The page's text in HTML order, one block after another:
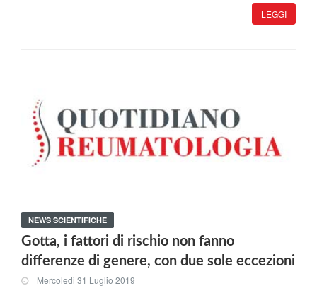
LEGGI
NEWS SCIENTIFICHE
Gotta, i fattori di rischio non fanno
differenze di genere, con due sole eccezioni
Mercoledi 31 Luglio 2019